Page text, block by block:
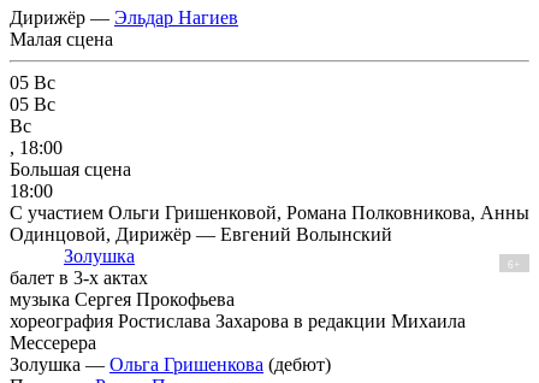
Дирижёр — Эльдар Нагиев
Малая сцена
05 Вс
05 Вс
Вс
, 18:00
Большая сцена
18:00
С участием Ольги Гришенковой, Романа Полковникова, Анны
Одинцовой, Дирижёр — Евгений Волынский
Золушка
6+
балет в 3-х актах
музыка Сергея Прокофьева
хореография Ростислава Захарова в редакции Михаила
Мессерера
Золушка — Ольга Гришенкова (дебют)